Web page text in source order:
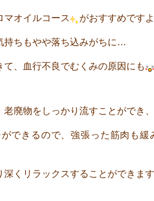
マオイルコース がおすすめです
持ちもやや落ち込みがちに…
、血行不良でむくみの原因にも
廃物をしっかり流すことができ、
できるので、強張った筋肉も緩
くリラックスすることができま